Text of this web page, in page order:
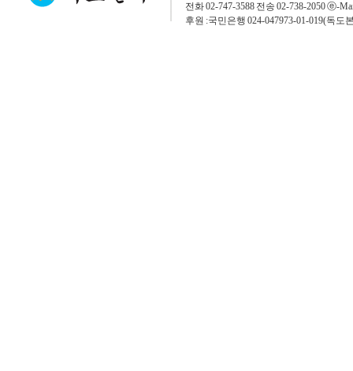
전화 02-747-3588 전송 02-738-2050 ⓔ-
후원 :국민은행 024-047973-01-019(독도